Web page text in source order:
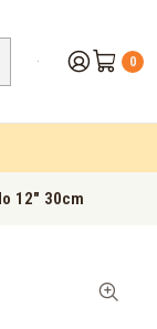
0
12" 30cm